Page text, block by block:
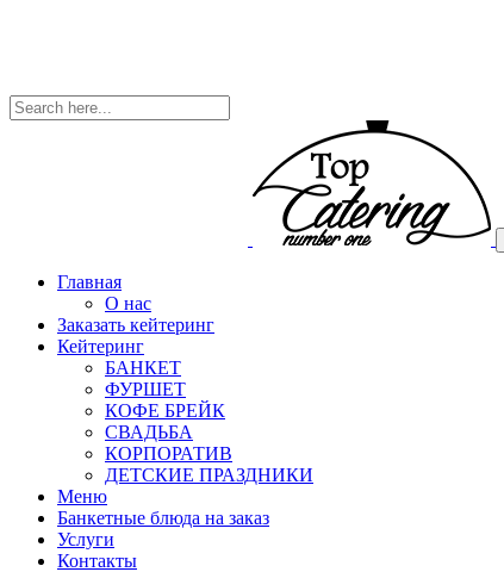
Главная
О нас
Заказать кейтеринг
Кейтеринг
БАНКЕТ
ФУРШЕТ
КОФЕ БРЕЙК
СВАДЬБА
КОРПОРАТИВ
ДЕТСКИЕ ПРАЗДНИКИ
Меню
Банкетные блюда на заказ
Услуги
Контакты